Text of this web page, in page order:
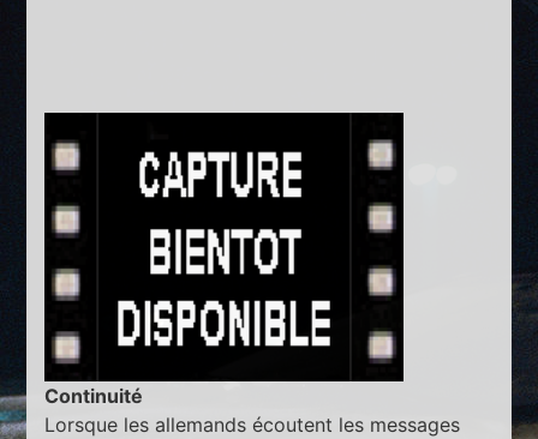
Continuité
Lorsque les allemands écoutent les messages